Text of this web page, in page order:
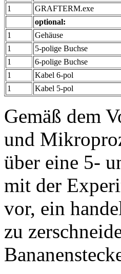
1
GRAFTERM.exe
optional:
1
Gehäuse
1
5-polige Buchse
1
6-polige Buchse
1
Kabel 6-pol
1
Kabel 5-pol
Gemäß dem
und
über eine 5-
mit der
vor, ein
zu